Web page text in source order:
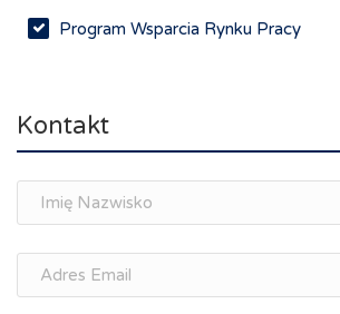
Program Wsparcia Rynku Pracy
Spotkania branżowe
osobisty
Memorandum Gospodarcze PL-CZ
Śląskie Porozumienie Gospodarcze
Kontakt